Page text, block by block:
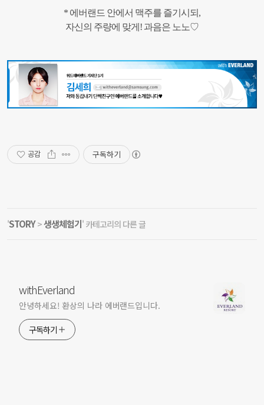
* 에버랜드 안에서 맥주를 즐기시되,
자신의 주량에 맞게! 과음은 노노♡
공감 구독하기
'STORY>생생체험기' 카테고리의 다른 글
withEverland
안녕하세요! 환상의 나라 에버랜드입니다.
구독하기